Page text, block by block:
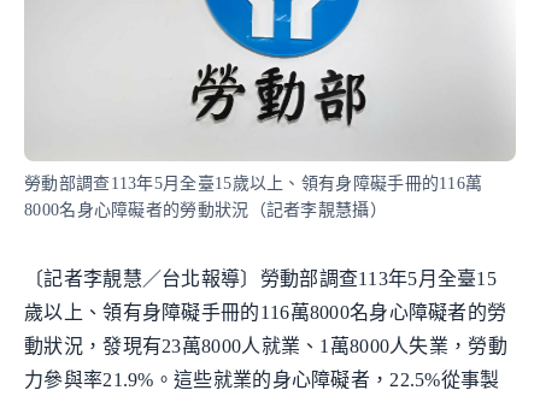
勞動部調查113年5月全臺15歲以上、領有身障礙手冊的116萬
8000名身心障礙者的勞動狀況（記者李靚慧攝）
〔記者李靚慧／台北報導〕勞動部調查113年5月全臺15
歲以上、領有身障礙手冊的116萬8000名身心障礙者的勞
動狀況，發現有23萬8000人就業、1萬8000人失業，勞動
力參與率21.9%。這些就業的身心障礙者，22.5%從事製